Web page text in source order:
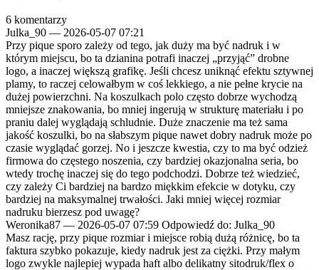
6 komentarzy
Julka_90 — 2026-05-07 07:21
Przy pique sporo zależy od tego, jak duży ma być nadruk i w
którym miejscu, bo ta dzianina potrafi inaczej „przyjąć” drobne
logo, a inaczej większą grafikę. Jeśli chcesz uniknąć efektu sztywnej
plamy, to raczej celowałbym w coś lekkiego, a nie pełne krycie na
dużej powierzchni. Na koszulkach polo często dobrze wychodzą
mniejsze znakowania, bo mniej ingerują w strukturę materiału i po
praniu dalej wyglądają schludnie. Duże znaczenie ma też sama
jakość koszulki, bo na słabszym pique nawet dobry nadruk może po
czasie wyglądać gorzej. No i jeszcze kwestia, czy to ma być odzież
firmowa do częstego noszenia, czy bardziej okazjonalna seria, bo
wtedy trochę inaczej się do tego podchodzi. Dobrze też wiedzieć,
czy zależy Ci bardziej na bardzo miękkim efekcie w dotyku, czy
bardziej na maksymalnej trwałości. Jaki mniej więcej rozmiar
nadruku bierzesz pod uwagę?
Weronika87 — 2026-05-07 07:59 Odpowiedź do: Julka_90
Masz rację, przy pique rozmiar i miejsce robią dużą różnicę, bo ta
faktura szybko pokazuje, kiedy nadruk jest za ciężki. Przy małym
logo zwykle najlepiej wypada haft albo delikatny sitodruk/flex o